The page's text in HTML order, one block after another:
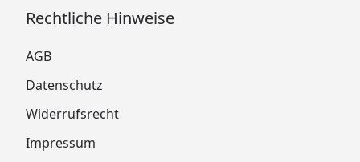
Rechtliche Hinweise
AGB
Datenschutz
Widerrufsrecht
Impressum